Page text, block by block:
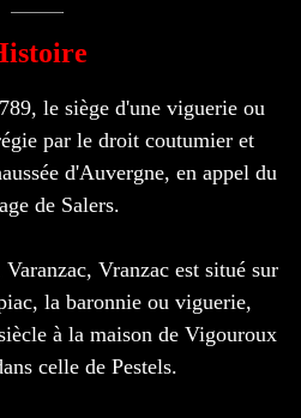
le siège d'une viguerie ou
par le droit coutumier et
d'Auvergne, en appel du
de Salers.
Vranzac est situé sur
la baronnie ou viguerie,
à la maison de Vigouroux
celle de Pestels.